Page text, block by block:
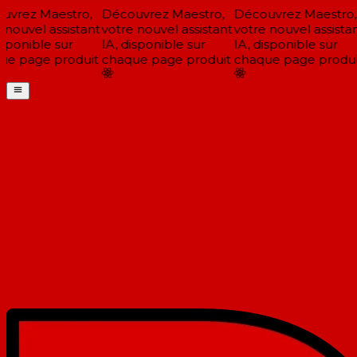
Maestro,
assistant
sur
page produit
Découvrez Maestro,
votre nouvel assistant
IA, disponible sur
chaque page produit
Découvrez Maestro,
votre nouvel
IA, disponible sur
chaque page produit